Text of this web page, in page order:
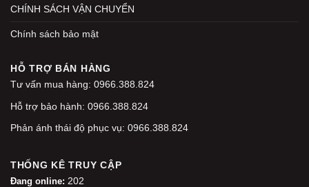
CHÍNH SÁCH VẬN CHUYỂN
Chính sách bảo mật
HỖ TRỢ BÁN HÀNG
Tư vấn mua hàng: 0966.388.824
Hỗ trợ bảo hành: 0966.388.824
Phản ánh thái độ phục vụ: 0966.388.824
THỐNG KÊ TRUY CẬP
Đang online: 202